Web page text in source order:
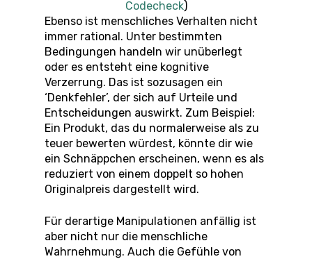
Codecheck)
Ebenso ist menschliches Verhalten nicht
immer rational. Unter bestimmten
Bedingungen handeln wir unüberlegt
oder es entsteht eine kognitive
Verzerrung. Das ist sozusagen ein
‘Denkfehler’, der sich auf Urteile und
Entscheidungen auswirkt. Zum Beispiel:
Ein Produkt, das du normalerweise als zu
teuer bewerten würdest, könnte dir wie
ein Schnäppchen erscheinen, wenn es als
reduziert von einem doppelt so hohen
Originalpreis dargestellt wird.
Für derartige Manipulationen anfällig ist
aber nicht nur die menschliche
Wahrnehmung. Auch die Gefühle von